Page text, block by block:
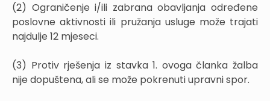
(2) Ograničenje i/ili zabrana obavljanja određene
poslovne aktivnosti ili pružanja usluge može trajati
najdulje 12 mjeseci.
(3) Protiv rješenja iz stavka 1. ovoga članka žalba
nije dopuštena, ali se može pokrenuti upravni spor.